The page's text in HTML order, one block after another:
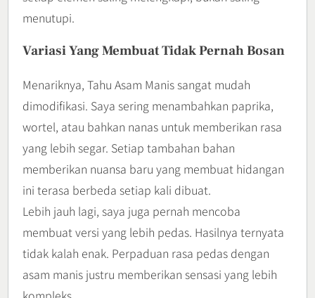
menutupi.
Variasi Yang Membuat Tidak Pernah Bosan
Menariknya, Tahu Asam Manis sangat mudah
dimodifikasi. Saya sering menambahkan paprika,
wortel, atau bahkan nanas untuk memberikan rasa
yang lebih segar. Setiap tambahan bahan
memberikan nuansa baru yang membuat hidangan
ini terasa berbeda setiap kali dibuat.
Lebih jauh lagi, saya juga pernah mencoba
membuat versi yang lebih pedas. Hasilnya ternyata
tidak kalah enak. Perpaduan rasa pedas dengan
asam manis justru memberikan sensasi yang lebih